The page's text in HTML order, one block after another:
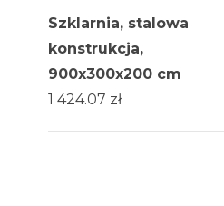
Szklarnia, stalowa
konstrukcja,
900x300x200 cm
1 424.07 zł